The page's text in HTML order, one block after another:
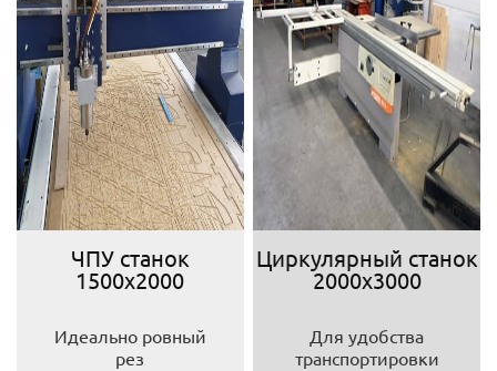
ЧПУ станок
1500х2000
Идеально ровный
рез
Циркулярный станок
2000х3000
Для удобства
транспортировки